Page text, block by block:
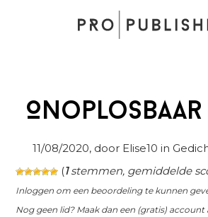
Onoplosbaar
11/08/2020, door Elise10 in
(1stemmen, gemiddelde
Inloggen om een beoordeling te kunnen
Nog geen lid? Maak dan een (gratis) account